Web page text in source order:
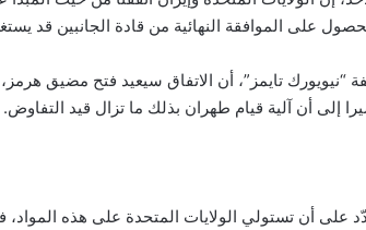
على الموافقة النهائية من قادة الجانبين قد
تايمز”، أن الاتفاق سيعيد فتح مضيق هرمز،
إلى أن آلية قيام طهران بذلك ما تزال قيد التفاوض.
على أن تستولي الولايات المتحدة على هذه المواد،